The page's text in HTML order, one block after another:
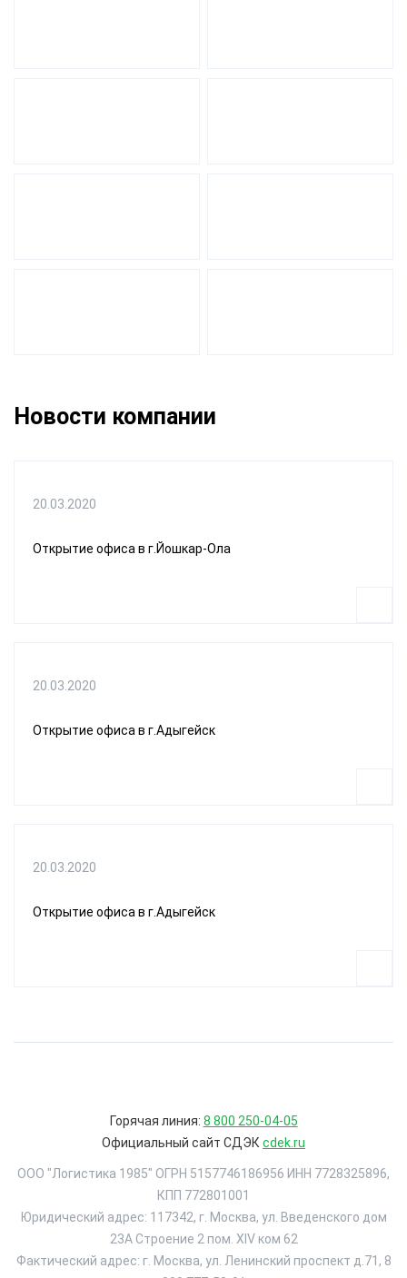
Новости компании
20.03.2020
Открытие офиса в г.Йошкар-Ола
20.03.2020
Открытие офиса в г.Адыгейск
20.03.2020
Открытие офиса в г.Адыгейск
Горячая линия: 8 800 250-04-05
Официальный сайт СДЭК cdek.ru
ООО "Логистика 1985" ОГРН 5157746186956 ИНН 7728325896,
КПП 772801001
Юридический адрес: 117342, г. Москва, ул. Введенского дом
23А Строение 2 пом. XIV ком 62
Фактический адрес: г. Москва, ул. Ленинский проспект д.71, 8